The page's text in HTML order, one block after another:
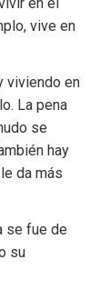
vive en
viviendo en
La pena
se
hay
da más
se fue de
su